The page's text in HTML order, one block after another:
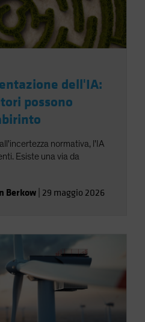
dell'IA:
possono
normativa, l'IA
Esiste una via da
Berkow 29 maggio 2026